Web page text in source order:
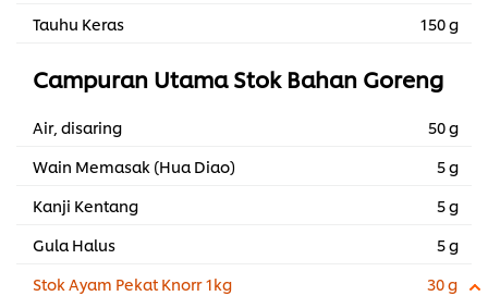
Tauhu Keras
150 g
Campuran Utama Stok Bahan Goreng
Air, disaring
50 g
Wain Memasak (Hua Diao)
5 g
Kanji Kentang
5 g
Gula Halus
5 g
Stok Ayam Pekat Knorr 1kg
30 g